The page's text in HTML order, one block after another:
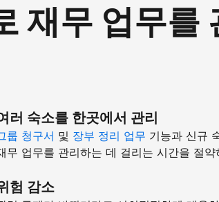
재무 업무를
러 숙소를 한곳에서 관리
룹 청구서 및 장부 정리 업무 기능과 신규
무 업무를 관리하는 데 걸리는 시간을 절약
험 감소